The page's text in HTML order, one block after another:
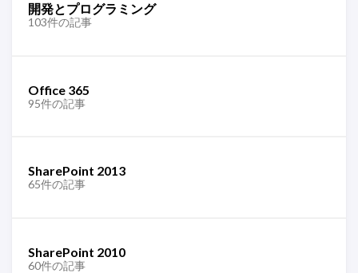
開発とプログラミング
103件の記事
Office 365
95件の記事
SharePoint 2013
65件の記事
SharePoint 2010
60件の記事